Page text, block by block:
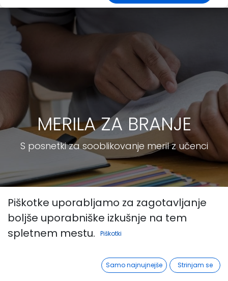
MERILA ZA BRANJE
S posnetki za sooblikovanje meril z učenci
Piškotke uporabljamo za zagotavljanje
boljše uporabniške izkušnje na tem
spletnem mestu.
Piškotki
Samo najnujnejše Strinjam se